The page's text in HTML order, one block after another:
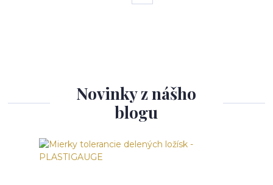
Novinky z nášho
blogu